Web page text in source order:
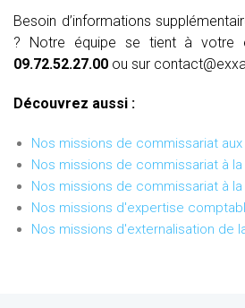
Besoin d’informations
? Notre équipe se tient à votre
09.72.52.27.00 ou sur
Découvrez aussi :
Nos missions de commissariat
Nos missions de commissariat à
Nos missions de commissariat à la
Nos missions d'expertise
Nos missions d'externalisation de